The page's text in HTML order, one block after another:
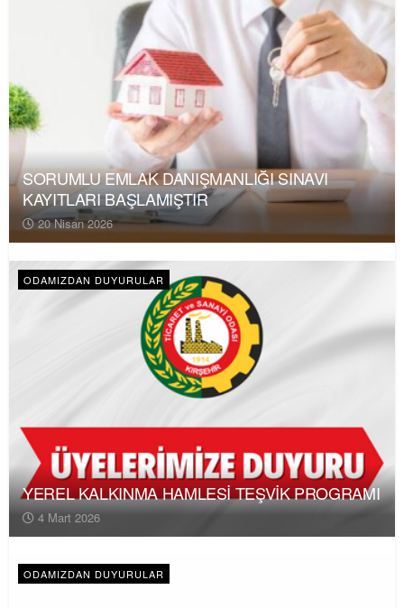
SORUMLU EMLAK DANIŞMANLIĞI SINAVI
KAYITLARI BAŞLAMIŞTIR
20 Nisan 2026
ODAMIZDAN DUYURULAR
YEREL KALKINMA HAMLESİ TEŞVİK PROGRAMI
4 Mart 2026
ODAMIZDAN DUYURULAR